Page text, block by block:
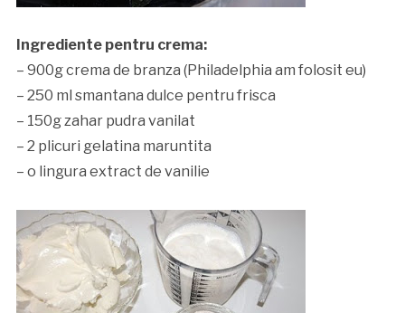
Ingrediente pentru crema:
– 900g crema de branza (Philadelphia am folosit eu)
– 250 ml smantana dulce pentru frisca
– 150g zahar pudra vanilat
– 2 plicuri gelatina maruntita
– o lingura extract de vanilie